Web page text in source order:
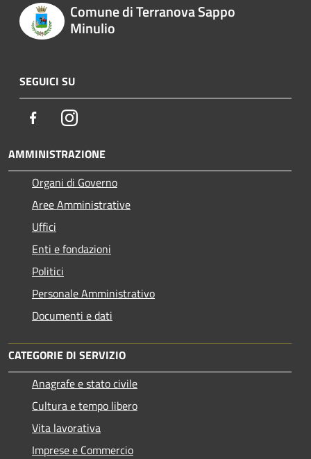
Comune di Terranova Sappo
Minulio
SEGUICI SU
FacebookInstagram
AMMINISTRAZIONE
Organi di Governo
Aree Amministrative
Uffici
Enti e fondazioni
Politici
Personale Amministrativo
Documenti e dati
CATEGORIE DI SERVIZIO
Anagrafe e stato civile
Cultura e tempo libero
Vita lavorativa
Imprese e Commercio